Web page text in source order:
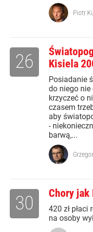
Piotr
Kisiela
Posiadanie
do niego nie
krzyczeć o
czasem
aby
-
barwą,...
26
Chory jak
420 zł
na osoby
30